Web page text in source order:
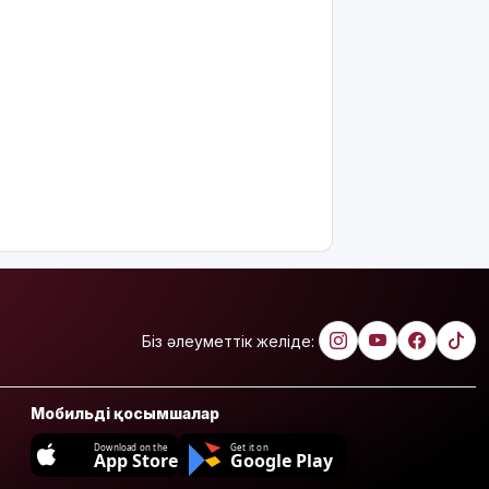
Біз әлеуметтік желіде:
Мобильді қосымшалар
Download on the
App Store
Get it on
Google Play